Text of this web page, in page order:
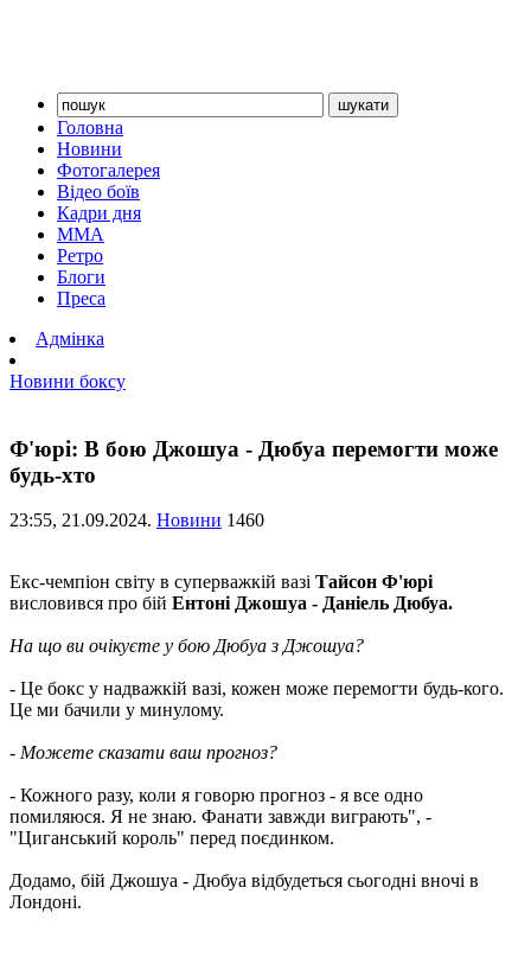
Головна
Новини
Фотогалерея
Відео боїв
Кадри дня
ММА
Ретро
Блоги
Преса
Адмінка
Новини боксу
Ф'юрі: В бою Джошуа - Дюбуа перемогти може
будь-хто
23:55, 21.09.2024. Новини 1460
Екс-чемпіон світу в суперважкій вазі Тайсон Ф'юрі
висловився про бій Ентоні Джошуа - Даніель Дюбуа.
На що ви очікуєте у бою Дюбуа з Джошуа?
- Це бокс у надважкій вазі, кожен може перемогти будь-кого.
Це ми бачили у минулому.
- Можете сказати ваш прогноз?
- Кожного разу, коли я говорю прогноз - я все одно
помиляюся. Я не знаю. Фанати завжди виграють", -
"Циганський король" перед поєдинком.
Додамо, бій Джошуа - Дюбуа відбудеться сьогодні вночі в
Лондоні.